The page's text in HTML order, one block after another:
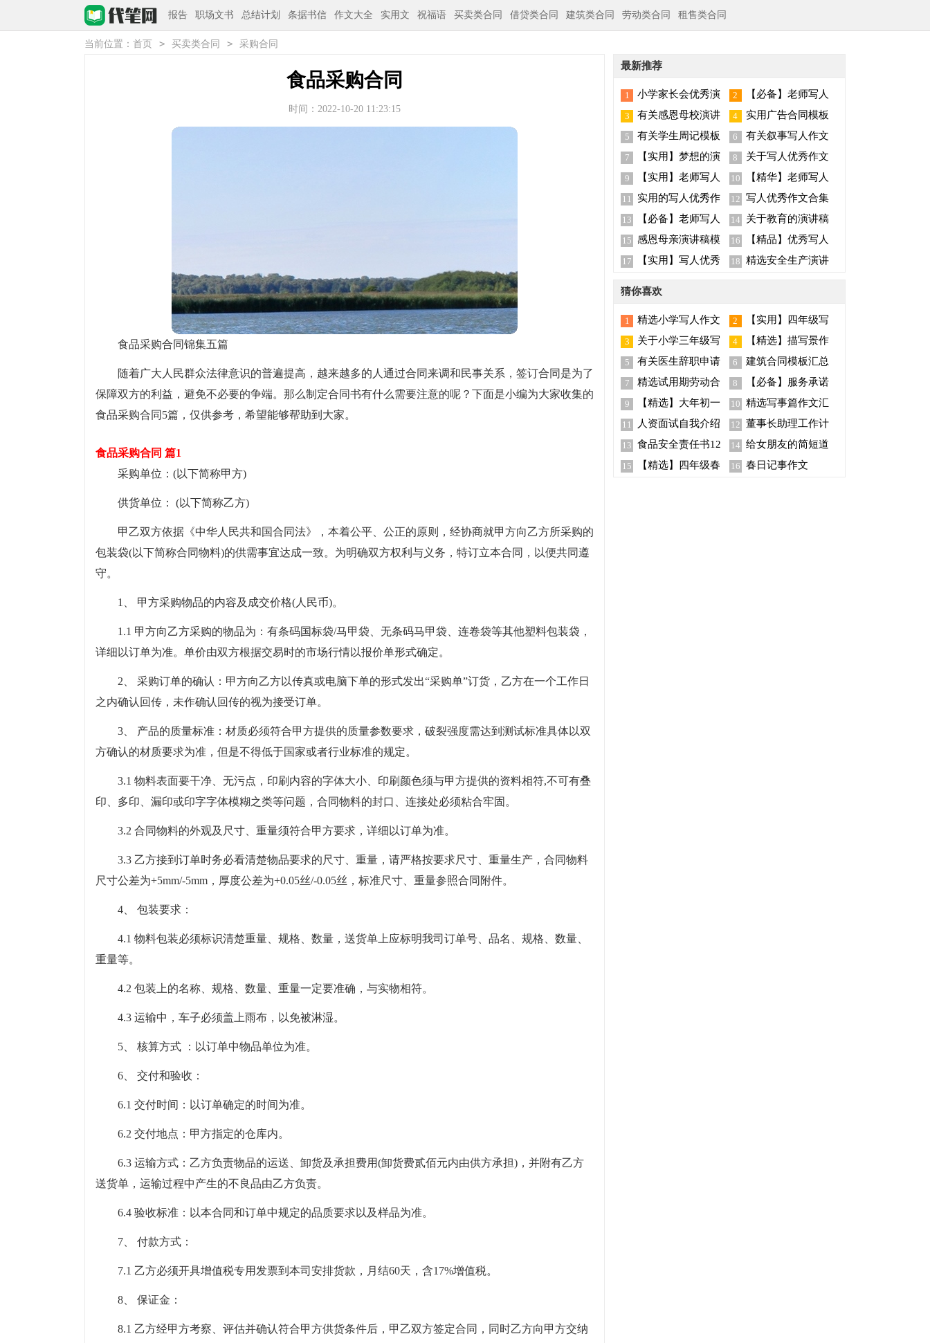
报告 职场文书 总结计划 条据书信 作文大全 实用文 祝福语 买卖类合同 借贷类合同 建筑类合同 劳动类合同 租售类合同
当前位置： 首页 > 买卖类合同 > 采购合同
食品采购合同
时间：2022-10-20 11:23:15
食品采购合同锦集五篇
随着广大人民群众法律意识的普遍提高，越来越多的人通过合同来调和民事关系，签订合同是为了
保障双方的利益，避免不必要的争端。那么制定合同书有什么需要注意的呢？下面是小编为大家收集的
食品采购合同5篇，仅供参考，希望能够帮助到大家。
食品采购合同 篇1
采购单位：(以下简称甲方)
供货单位： (以下简称乙方)
甲乙双方依据《中华人民共和国合同法》，本着公平、公正的原则，经协商就甲方向乙方所采购的
包装袋(以下简称合同物料)的供需事宜达成一致。为明确双方权利与义务，特订立本合同，以便共同遵
守。
1、 甲方采购物品的内容及成交价格(人民币)。
1.1 甲方向乙方采购的物品为：有条码国标袋/马甲袋、无条码马甲袋、连卷袋等其他塑料包装袋，
详细以订单为准。单价由双方根据交易时的市场行情以报价单形式确定。
2、 采购订单的确认：甲方向乙方以传真或电脑下单的形式发出“采购单”订货，乙方在一个工作日
之内确认回传，未作确认回传的视为接受订单。
3、 产品的质量标准：材质必须符合甲方提供的质量参数要求，破裂强度需达到测试标准具体以双
方确认的材质要求为准，但是不得低于国家或者行业标准的规定。
3.1 物料表面要干净、无污点，印刷内容的字体大小、印刷颜色须与甲方提供的资料相符,不可有叠
印、多印、漏印或印字字体模糊之类等问题，合同物料的封口、连接处必须粘合牢固。
3.2 合同物料的外观及尺寸、重量须符合甲方要求，详细以订单为准。
3.3 乙方接到订单时务必看清楚物品要求的尺寸、重量，请严格按要求尺寸、重量生产，合同物料
尺寸公差为+5mm/-5mm，厚度公差为+0.05丝/-0.05丝，标准尺寸、重量参照合同附件。
4、 包装要求：
4.1 物料包装必须标识清楚重量、规格、数量，送货单上应标明我司订单号、品名、规格、数量、
重量等。
4.2 包装上的名称、规格、数量、重量一定要准确，与实物相符。
4.3 运输中，车子必须盖上雨布，以免被淋湿。
5、 核算方式 ：以订单中物品单位为准。
6、 交付和验收：
6.1 交付时间：以订单确定的时间为准。
6.2 交付地点：甲方指定的仓库内。
6.3 运输方式：乙方负责物品的运送、卸货及承担费用(卸货费贰佰元内由供方承担)，并附有乙方
送货单，运输过程中产生的不良品由乙方负责。
6.4 验收标准：以本合同和订单中规定的品质要求以及样品为准。
7、 付款方式：
7.1 乙方必须开具增值税专用发票到本司安排货款，月结60天，含17%增值税。
8、 保证金：
8.1 乙方经甲方考察、评估并确认符合甲方供货条件后，甲乙双方签定合同，同时乙方向甲方交纳
最新推荐
1
小学家长会优秀演
讲稿
2
【必备】老师写人
作文集合八篇
3
有关感恩母校演讲
稿汇编五篇
4
实用广告合同模板
集合
5
有关学生周记模板
锦集五篇
6
有关叙事写人作文
集合5篇
7
【实用】梦想的演
讲稿模板集合七篇
8
关于写人优秀作文
300字合集7篇
9
【实用】老师写人
作文集合7篇
10
【精华】老师写人
作文集合九篇
11
实用的写人优秀作
文汇编九篇
12 写人优秀作文合集
十篇
13
【必备】老师写人
作文集锦10篇
14
关于教育的演讲稿
模板集合六篇
15 感恩母亲演讲稿模
板汇编9篇
16
【精品】优秀写人
作文集锦7篇
17
【实用】写人优秀
18 精选安全生产演讲
猜你喜欢
1
精选小学写人作文
300字汇总8篇
2
【实用】四年级写
事作文合集6篇
3
关于小学三年级写
事作文6篇
4
【精选】描写景作
文300字6篇
5
有关医生辞职申请
书汇编八篇
6
建筑合同模板汇总
八篇
7
精选试用期劳动合
同模板汇总8篇
8
【必备】服务承诺
书模板九篇
9
【精选】大年初一
的作文集锦5篇
10 精选写事篇作文汇
编10篇
11 人资面试自我介绍 12 董事长助理工作计
划15篇
13 食品安全责任书12
篇
14 给女朋友的简短道
歉信
15
【精选】四年级春
16 春日记事作文